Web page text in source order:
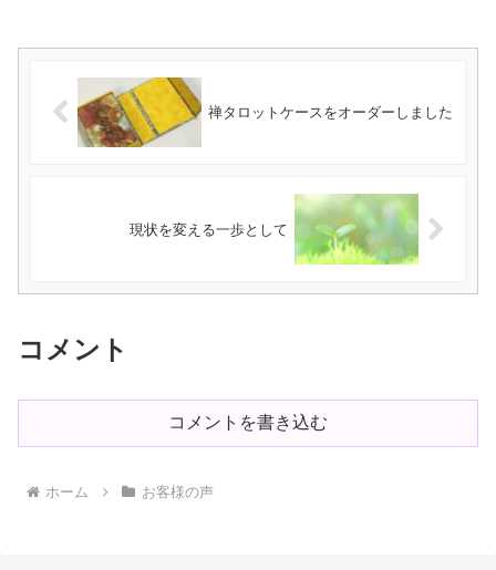
禅タロットケースをオーダーしました
現状を変える一歩として
コメント
コメントを書き込む
ホーム お客様の声